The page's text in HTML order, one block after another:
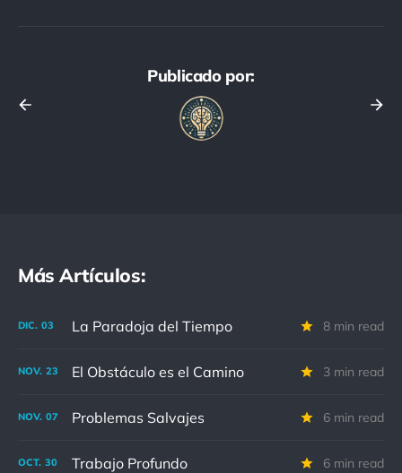
Publicado por:
Más Artículos:
DIC. 03 La Paradoja del Tiempo 8 min read
NOV. 23 El Obstáculo es el Camino 3 min read
NOV. 07 Problemas Salvajes 6 min read
OCT. 30 Trabajo Profundo 6 min read